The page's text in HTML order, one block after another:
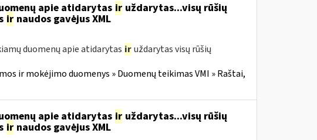
apie atidarytas iruždarytas...visų rūšių
irnaudos gavėjus XML
duomenų apie atidarytas ir uždarytas visų rūšių
ir mokėjimo duomenys » Duomenų teikimas VMI » Raštai,
apie atidarytas iruždarytas...visų rūšių
irnaudos gavėjus XML